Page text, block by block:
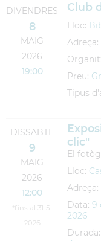
DIVENDRES
8
MAIG
2026
19:00
Club
Lloc:
Adreça:
Preu:
Tipus
DISSABTE
9
MAIG
2026
12:00
*fins al 31-5-
2026
clic"
El
Lloc:
Adreça:
Data: 9
2026
Durada: